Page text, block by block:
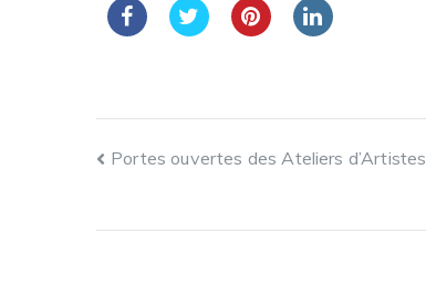
Portes ouvertes des Ateliers d’Artistes